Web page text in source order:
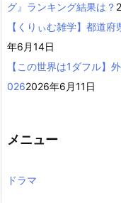
グ』ランキング結果は？
【くりぃむ雑学】都道
年6月14日
【この世界は1ダフル】
0262026年6月11日
メニュー
ドラマ